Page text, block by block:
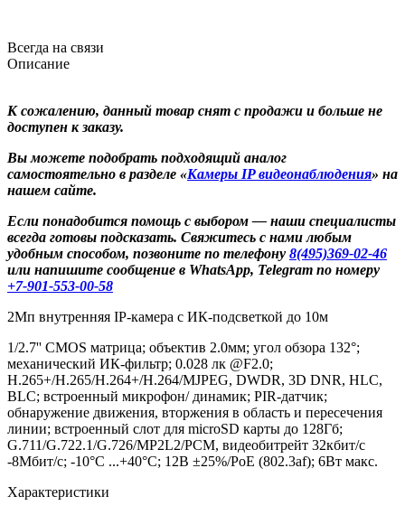
Всегда на связи
Описание
К сожалению, данный товар снят с продажи и больше не
доступен к заказу.
Вы можете подобрать подходящий аналог
самостоятельно в разделе «Камеры IP видеонаблюдения» на
нашем сайте.
Если понадобится помощь с выбором — наши специалисты
всегда готовы подсказать. Свяжитесь с нами любым
удобным способом, позвоните по телефону 8(495)369-02-46
или напишите сообщение в WhatsApp, Telegram по номеру
+7-901-553-00-58
2Мп внутренняя IP-камера c ИК-подсветкой до 10м
1/2.7'' CMOS матрица; объектив 2.0мм; угол обзора 132°;
механический ИК-фильтр; 0.028 лк @F2.0;
H.265+/H.265/H.264+/H.264/MJPEG, DWDR, 3D DNR, HLC,
BLC; встроенный микрофон/ динамик; PIR-датчик;
обнаружение движения, вторжения в область и пересечения
линии; встроенный слот для microSD карты до 128Гб;
G.711/G.722.1/G.726/MP2L2/PCM, видеобитрейт 32кбит/с
-8Мбит/с; -10°C ...+40°C; 12В ±25%/PoE (802.3af); 6Вт макс.
Характеристики